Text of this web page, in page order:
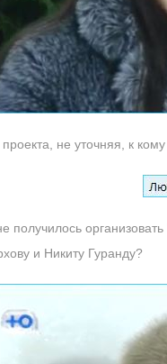
не уточняя, к
получилось
и Никиту Гуранду?